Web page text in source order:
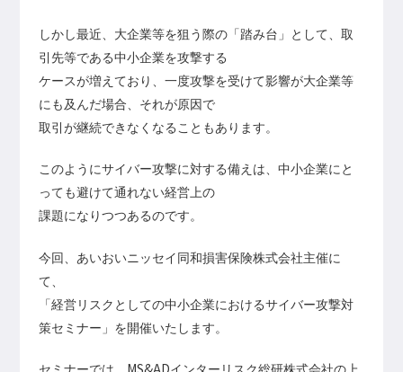
しかし最近、大企業等を狙う際の「踏み台」として、取
引先等である中小企業を攻撃する
ケースが増えており、一度攻撃を受けて影響が大企業等
にも及んだ場合、それが原因で
取引が継続できなく なることもあります。
このようにサイバー攻撃に対する備えは、中小企業にと
っても避けて通れない経営上の
課題になりつつあるのです。
今回、あいおいニッセイ同和損害保険株式会社主催に
て、
「経営リスクとしての中小企業におけるサイバー攻撃対
策セミナー」を開催いたします。
MS&AD